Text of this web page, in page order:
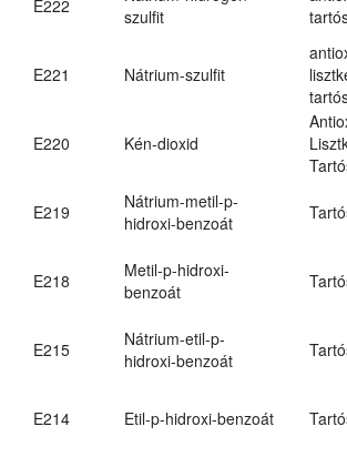
E222
szulfit
E221 Nátrium-szulfit
E220 Kén-dioxid
E219
Nátrium-metil-p-
hidroxi-benzoát
E218
Metil-p-hidroxi-
benzoát
E215
Nátrium-etil-p-
hidroxi-benzoát
E214 Etil-p-hidroxi-benzoát